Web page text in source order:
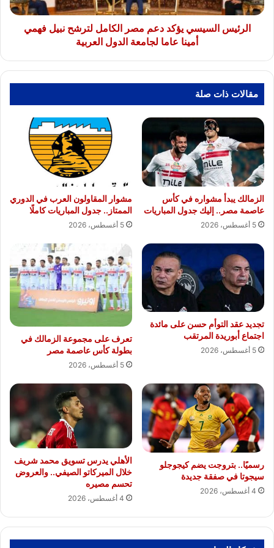
فهمي
الرئيس السيسي يؤكد دعم مصر الكامل لترشح نبيل فهمي
أمينا عاما لجامعة الدول العربية
مقالات ذات صلة
الزمالك يبدأ مشواره في كأس
عاصمة مصر.. إليك جدول المباريات
5 أغسطس، 2026
مشوار المقاولون العرب في الدوري
الممتاز.. جدول المباريات كاملًا
5 أغسطس، 2026
تجديد عقد التوأم حسن على مائدة
اجتماع أبوريدة المرتقب
5 أغسطس، 2026
تعرف على مجموعة الزمالك في
بطولة كأس عاصمة مصر
5 أغسطس، 2026
رسميًا.. بتروجت يضم كيجوجلو
سيجوتا في صفقة جديدة
4 أغسطس، 2026
الأهلي يدرس تسويق محمد شريف
خلال الميركاتو الصيفي.. والعروض
تحسم مصيره
4 أغسطس، 2026